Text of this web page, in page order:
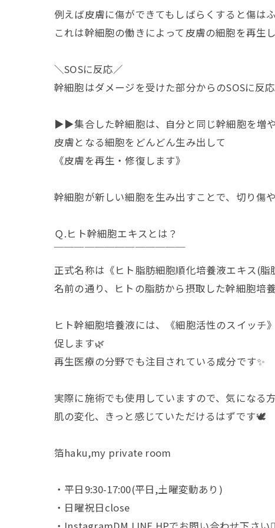
例えば皮膚に傷ができてもしばらくすると傷は
これは幹細胞の働きによって皮膚の細胞を再生
＼SOSに反応／
幹細胞はダメージを受けた部分からのSOSに反
▶︎▶︎集合した幹細胞は、自分と同じ幹細胞を増や
皮膚となる細胞をどんどん生み出して
《皮膚を再生・修復します》
幹細胞が新しい細胞を生み出すことで、切り
Ｑ.ヒト幹細胞エキスとは？
￣￣￣￣￣￣￣￣￣￣￣￣￣
正式名称は《ヒト脂肪細胞順化培養液エキス(脂
名前の通り、ヒトの脂肪から摂取した幹細胞培
ヒト幹細胞培養液には、《細胞活性のスイッ
促します🌿
再生医療の分野でも注目されている成分です✨
実際に施術でも使用していますので、気になる
肌の変化、きっと感じていただけるはずです🕊️
箔haku,my private room
・平日9:30-17:00(平日,土曜変動あり)
・日曜祝日close